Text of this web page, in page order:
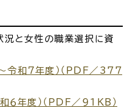
就職・転職・退職
と女性の職業選択に資
令和７年度）（PDF／377
６年度）（PDF／91KB）